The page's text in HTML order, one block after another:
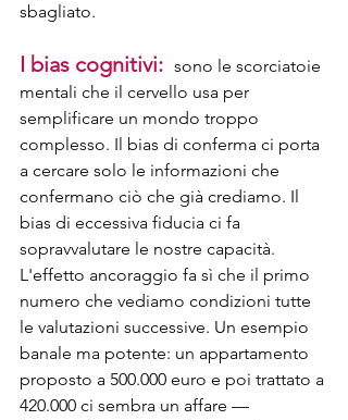
sbagliato.
I bias cognitivi: sono le scorciatoie
mentali che il cervello usa per
semplificare un mondo troppo
complesso. Il bias di conferma ci porta
a cercare solo le informazioni che
confermano ciò che già crediamo. Il
bias di eccessiva fiducia ci fa
sopravvalutare le nostre capacità.
L'effetto ancoraggio fa sì che il primo
numero che vediamo condizioni tutte
le valutazioni successive. Un esempio
banale ma potente: un appartamento
proposto a 500.000 euro e poi trattato a
420.000 ci sembra un affare —